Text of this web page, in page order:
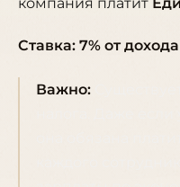
компания платит
Ставка: 7% от
Важно: